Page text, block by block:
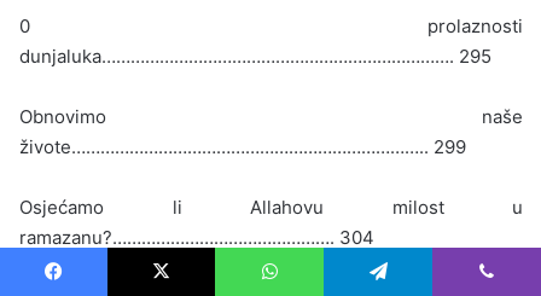
0 prolaznosti
dunjaluka………………………………………………………………. 295
Obnovimo naše
živote……………………………………………………………….. 299
Osjećamo li Allahovu milost u
ramazanu?………………………………………. 304